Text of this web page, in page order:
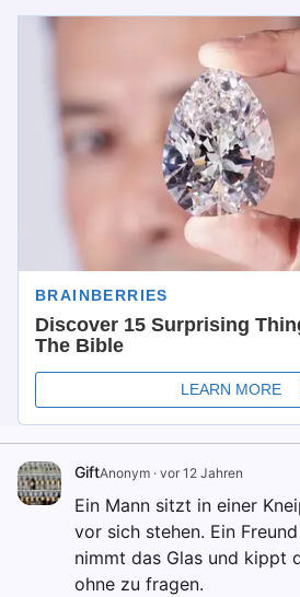
GiftAnonym · vor 12 Jahren
Ein Mann sitzt in einer
vor sich stehen. Ein
nimmt das Glas und kippt
ohne zu fragen.